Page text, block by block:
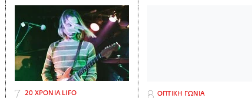
20 ΧΡΟΝΙΑ LIFO ΟΠΤΙΚΗ ΓΩΝΙΑ